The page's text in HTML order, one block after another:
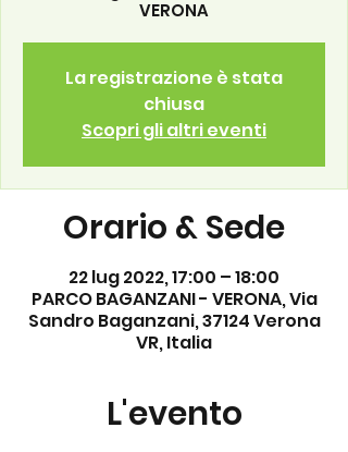
VERONA
La registrazione è stata
chiusa
Scopri gli altri eventi
Orario & Sede
22 lug 2022, 17:00 – 18:00
PARCO BAGANZANI - VERONA, Via
Sandro Baganzani, 37124 Verona
VR, Italia
L'evento